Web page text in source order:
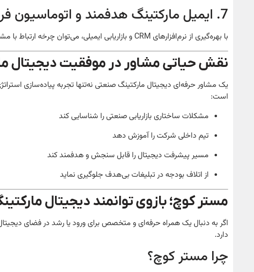
7. ایمیل مارکتینگ هدفمند و اتوماسیون فروش
با بهره‌گیری از نرم‌افزارهای CRM و بازاریابی ایمیلی، می‌توان چرخه ارتباط با مشتریان صنعتی را سریع‌تر، هوشمندانه‌تر و مؤثرتر مدیریت کرد.
نقش حیاتی مشاور در موفقیت دیجیتال
یک مشاور حرفه‌ای دیجیتال مارکتینگ صنعتی نه‌تنها تجربه پیاده‌سازی
است:
مشکلات ساختاری بازاریابی صنعتی را شناسایی کند
تیم داخلی شرکت را آموزش دهد
مسیر پیشرفت دیجیتال را قابل سنجش و هدفمند کند
از اتلاف بودجه در تبلیغات بی‌هدف جلوگیری نماید
مستر کوچ؛ بازوی توانمند دیجیتال
اگر به دنبال یک همراه حرفه‌ای و متخصص برای ورود یا رشد در فضای
دارد.
چرا مستر کوچ؟